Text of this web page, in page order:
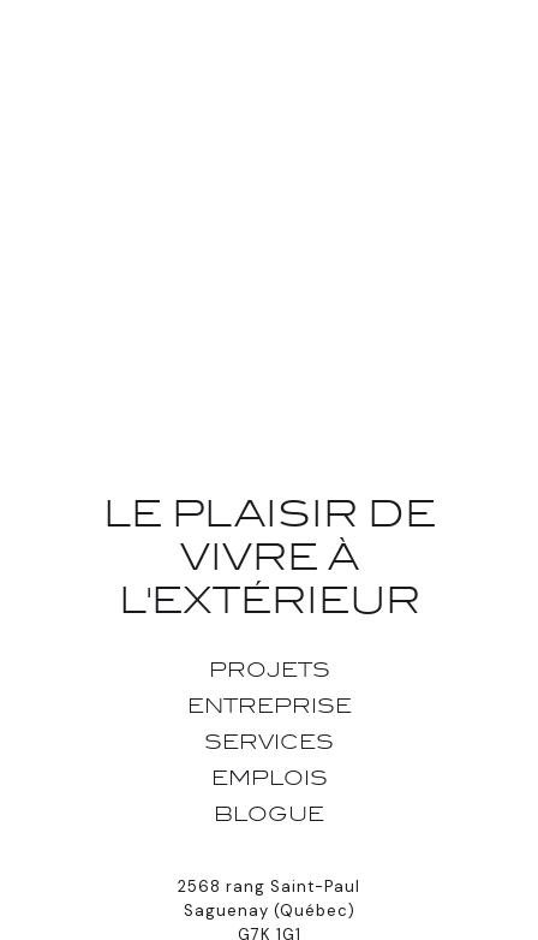
LE PLAISIR DE
VIVRE À
L'EXTÉRIEUR
PROJETS
ENTREPRISE
SERVICES
EMPLOIS
BLOGUE
2568 rang Saint-Paul
Saguenay (Québec)
G7K 1G1